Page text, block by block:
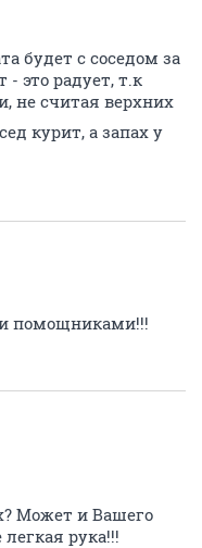
будет с соседом за
- это радует, т.к
не считая верхних
курит, а запах у
помощниками!!!
Может и Вашего
рука!!!